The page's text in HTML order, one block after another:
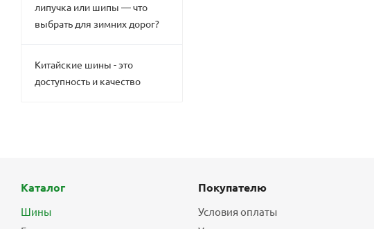
липучка или шипы — что
выбрать для зимних дорог?
Китайские шины - это
доступность и качество
Каталог
Шины
Покупателю
Условия оплаты